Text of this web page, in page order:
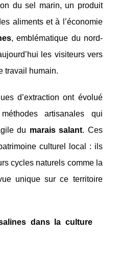
du sel marin, un produit
aliments et à l’économie
, emblématique du nord-
les visiteurs vers
travail humain.
d’extraction ont évolué
artisanales qui
du marais salant. Ces
culturel local : ils
cycles naturels comme la
unique sur ce territoire
dans la culture